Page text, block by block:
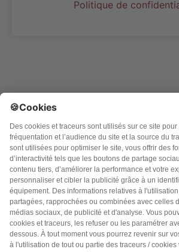
Politique de
Argo Editions SA
3 rue du golf, Parc Innolin
33700 MERIGNAC CEDEX
Des questions ?
N’hésitez pas ànous contacter